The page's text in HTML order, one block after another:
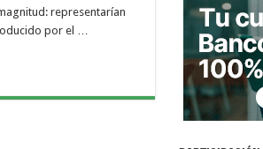
representarían
por el …